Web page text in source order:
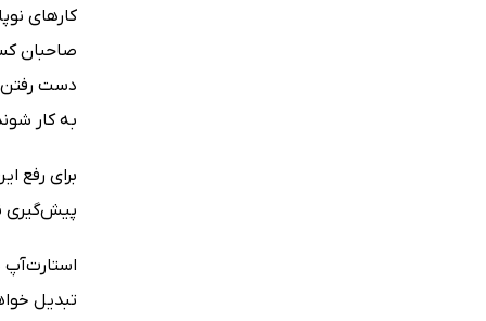
صاحبان
دست رفتن
به کار
برای رفع
پیش‌گیری
تبدیل